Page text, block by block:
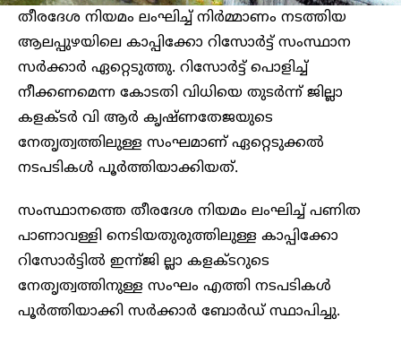
തീരദേശ നിയമം ലംഘിച്ച് നിർമ്മാണം നടത്തിയ
ആലപ്പുഴയിലെ കാപ്പിക്കോ റിസോര്‍ട്ട് സംസ്ഥാന
സര്‍ക്കാര്‍ ഏറ്റെടുത്തു. റിസോര്‍ട്ട് പൊളിച്ച്
നീക്കണമെന്ന കോടതി വിധിയെ തുടര്‍ന്ന് ജില്ലാ
കളക്ടര്‍ വി ആര്‍ കൃഷ്ണതേജയുടെ
നേതൃത്വത്തിലുള്ള സംഘമാണ് ഏറ്റെടുക്കല്‍
നടപടികള്‍ പൂര്‍ത്തിയാക്കിയത്.
സംസ്ഥാനത്തെ തീരദേശ നിയമം ലംഘിച്ച് പണിത
പാണാവള്ളി നെടിയതുരുത്തിലുള്ള കാപ്പിക്കോ
റിസോര്‍ട്ടിൽ ഇന്ന്ജി ല്ലാ കളക്ടറുടെ
നേതൃത്വത്തിനുള്ള സംഘം എത്തി നടപടികള്‍
പൂര്‍ത്തിയാക്കി സര്‍ക്കാര്‍ ബോര്‍ഡ് സ്ഥാപിച്ചു.